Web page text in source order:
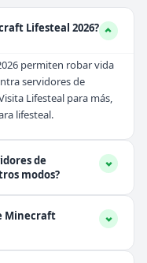
Lifesteal 2026?
permiten robar vida
servidores de
Lifesteal para más,
lifesteal.
de
modos?
Minecraft